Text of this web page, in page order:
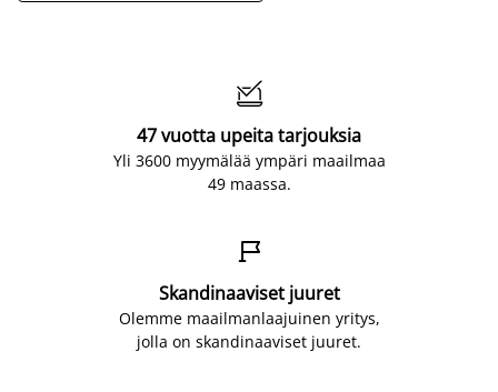

47 vuotta upeita tarjouksia
Yli 3600 myymälää ympäri maailmaa
49 maassa.

Skandinaaviset juuret
Olemme maailmanlaajuinen yritys,
jolla on skandinaaviset juuret.